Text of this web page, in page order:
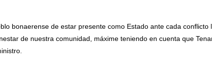
bonaerense de estar presente como Estado ante cada
de nuestra comunidad, máxime teniendo en cuenta que